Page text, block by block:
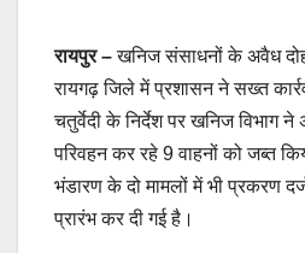
रायपुर –खनिज संसाधनों के अवैध
रायगढ़ जिले में प्रशासन ने सख्त
चतुर्वेदी के निर्देश पर खनिज विभाग
परिवहन कर रहे 9 वाहनों को जब्त
भंडारण के दो मामलों में भी प्रकरण
प्रारंभ कर दी गई है।